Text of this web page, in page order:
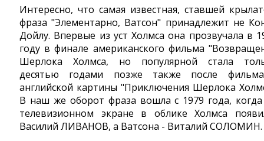
Интересно, что самая известная, ставшей
фраза "Элементарно, Ватсон" принадлежит не
Дойлу. Впервые из уст Холмса она прозвучала в
году в финале американского фильма
Шерлока Холмса, но популярной стала
десятью годами позже также после
английской картины "Приключения Шерлока
В наш же оборот фраза вошла с 1979 года,
телевизионном экране в облике Холмса
Василий ЛИВАНОВ, а Ватсона - Виталий СОЛОМИН.